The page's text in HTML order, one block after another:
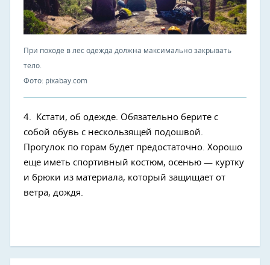
При походе в лес одежда должна максимально закрывать
тело.
Фото: pixabay.com
4. Кстати, об одежде. Обязательно берите с
собой обувь с нескользящей подошвой.
Прогулок по горам будет предостаточно. Хорошо
еще иметь спортивный костюм, осенью — куртку
и брюки из материала, который защищает от
ветра, дождя.